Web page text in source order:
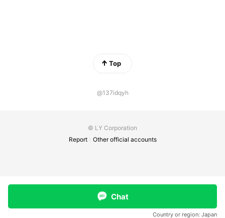
Top
@137idqyh
© LY Corporation
Report
Other official accounts
Chat
Country or region: Japan